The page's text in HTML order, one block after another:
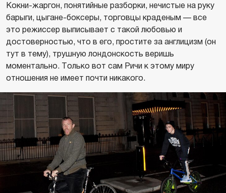
Кокни-жаргон, понятийные разборки, нечистые на руку
барыги, цыгане-боксеры, торговцы краденым — все
это режиссер выписывает с такой любовью и
достоверностью, что в его, простите за англицизм (он
тут в тему), трушную лондонскость веришь
моментально. Только вот сам Ричи к этому миру
отношения не имеет почти никакого.